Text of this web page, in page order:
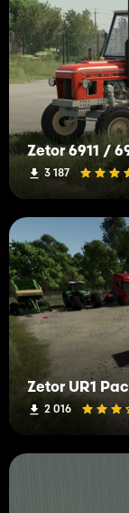
Zetor 6911 /
3 187
Zetor UR1
2 016